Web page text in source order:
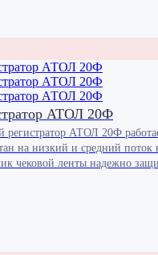
АТОЛ 20Ф
регистратор АТОЛ 20Ф
на низкий и средний поток
чековой ленты надежно